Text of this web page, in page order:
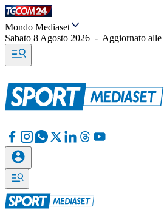
Mondo Mediaset
Sabato 8 Agosto 2026 - Aggiornato alle